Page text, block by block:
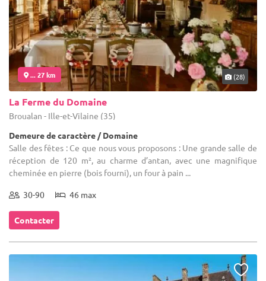
... 27 km (28)
La Ferme du Domaine
Broualan - Ille-et-Vilaine (35)
Demeure de caractère / Domaine
Salle des fêtes : Ce que nous vous proposons : Une grande salle de
réception de 120 m², au charme d’antan, avec une magnifique
cheminée en pierre (bois fourni), un four à pain ...
30-90 46 max
Contacter